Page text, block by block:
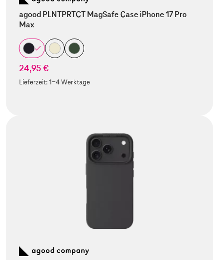
agood PLNTPRTCT MagSafe Case iPhone 17 Pro
Max
24,95 €
Lieferzeit:1-4 Werktage